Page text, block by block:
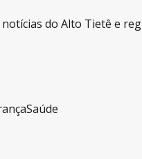
do Alto Tietê e
Saúde